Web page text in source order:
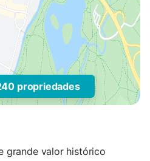
propriedades
grande valor histórico